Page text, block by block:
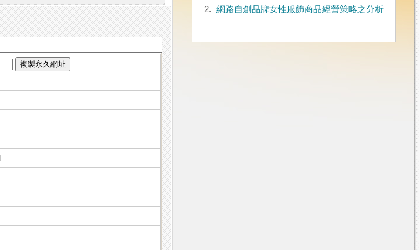
複製永久網址
2.
網路自創品牌女性服飾商品經營策略之分析